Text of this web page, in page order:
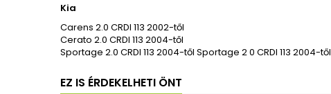
Kia
Carens 2.0 CRDI 113 2002-től
Cerato 2.0 CRDI 113 2004-től
Sportage 2.0 CRDI 113 2004-től Sportage 2 0 CRDI 113 2004-től
EZ IS ÉRDEKELHETI ÖNT